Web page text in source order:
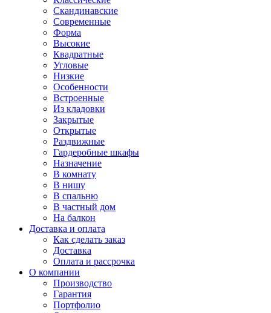
Скандинавские
Современные
Форма
Высокие
Квадратные
Угловые
Низкие
Особенности
Встроенные
Из кладовки
Закрытые
Открытые
Раздвижные
Гардеробные шкафы
Назначение
В комнату
В нишу
В спальню
В частный дом
На балкон
Доставка и оплата
Как сделать заказ
Доставка
Оплата и рассрочка
О компании
Производство
Гарантия
Портфолио